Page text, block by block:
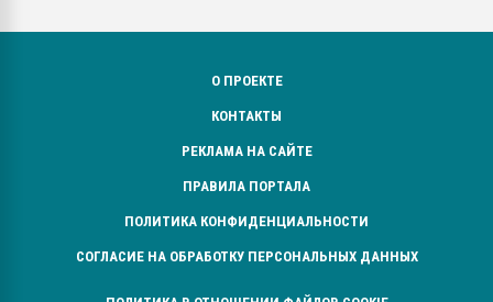
О ПРОЕКТЕ
КОНТАКТЫ
РЕКЛАМА НА САЙТЕ
ПРАВИЛА ПОРТАЛА
ПОЛИТИКА КОНФИДЕНЦИАЛЬНОСТИ
СОГЛАСИЕ НА ОБРАБОТКУ ПЕРСОНАЛЬНЫХ ДАННЫХ